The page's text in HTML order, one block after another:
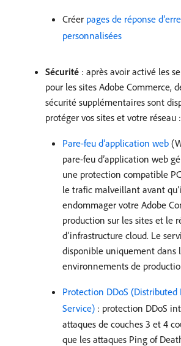
Créer pages de réponse
personnalisées
Sécurité : après avoir activé les
pour les sites Adobe Commerce,
sécurité supplémentaires sont
protéger vos sites et votre réseau :
Pare-feu d’application web
pare-feu d’application web
une protection compatible
le trafic malveillant avant
endommager votre Adobe
production sur les sites et le
d’infrastructure cloud. Le
disponible uniquement dans
environnements de
Protection DDoS (Distributed
Service) : protection DDoS
attaques de couches 3 et 4
que les attaques Ping of